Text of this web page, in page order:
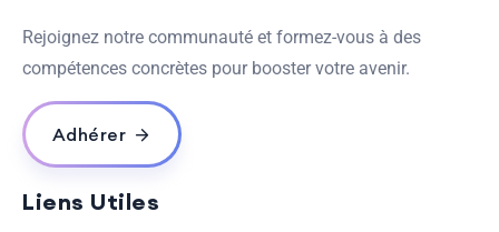
Rejoignez notre communauté et formez-vous à des
compétences concrètes pour booster votre avenir.
Adhérer
Liens Utiles